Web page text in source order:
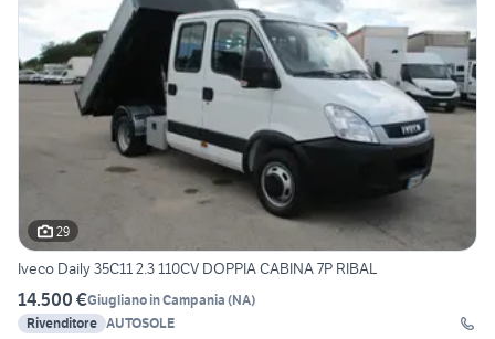
29
Iveco Daily 35C11 2.3 110CV DOPPIA CABINA 7P RIBAL
14.500 €Giugliano in Campania (NA)
Rivenditore AUTOSOLE